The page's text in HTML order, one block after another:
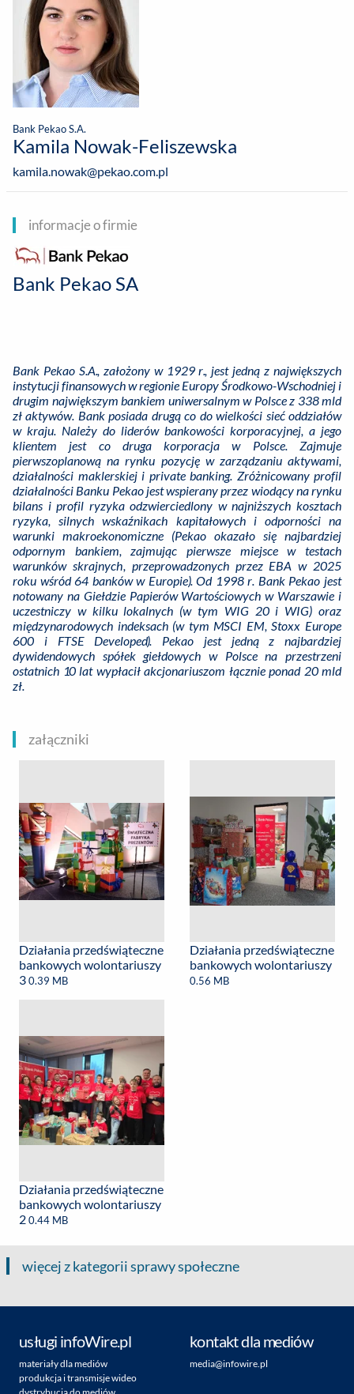
Bank Pekao S.A.
Kamila Nowak-Feliszewska
kamila.nowak@pekao.com.pl
informacje o firmie
Bank Pekao SA
Bank Pekao S.A., założony w 1929 r., jest jedną z największych
instytucji finansowych w regionie Europy Środkowo-Wschodniej i
drugim największym bankiem uniwersalnym w Polsce z 338 mld
zł aktywów. Bank posiada drugą co do wielkości sieć oddziałów
w kraju. Należy do liderów bankowości korporacyjnej, a jego
klientem jest co druga korporacja w Polsce. Zajmuje
pierwszoplanową na rynku pozycję w zarządzaniu aktywami,
działalności maklerskiej i private banking. Zróżnicowany profil
działalności Banku Pekao jest wspierany przez wiodący na rynku
bilans i profil ryzyka odzwierciedlony w najniższych kosztach
ryzyka, silnych wskaźnikach kapitałowych i odporności na
warunki makroekonomiczne (Pekao okazało się najbardziej
odpornym bankiem, zajmując pierwsze miejsce w testach
warunków skrajnych, przeprowadzonych przez EBA w 2025
roku wśród 64 banków w Europie). Od 1998 r. Bank Pekao jest
notowany na Giełdzie Papierów Wartościowych w Warszawie i
uczestniczy w kilku lokalnych (w tym WIG 20 i WIG) oraz
międzynarodowych indeksach (w tym MSCI EM, Stoxx Europe
600 i FTSE Developed). Pekao jest jedną z najbardziej
dywidendowych spółek giełdowych w Polsce na przestrzeni
ostatnich 10 lat wypłacił akcjonariuszom łącznie ponad 20 mld
zł.
załączniki
Działania przedświąteczne
bankowych wolontariuszy
30.39 MB
Działania przedświąteczne
bankowych wolontariuszy
0.56 MB
Działania przedświąteczne
bankowych wolontariuszy
20.44 MB
więcej z kategorii sprawy społeczne
usługi infoWire.pl
materiały dla mediów
produkcja i transmisje wideo
kontakt dla mediów
media@infowire.pl